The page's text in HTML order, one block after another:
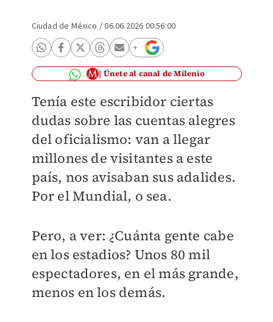
Ciudad de México /06.06.2026 00:56:00
Únete al canal de Milenio
Tenía este escribidor ciertas
dudas sobre las cuentas alegres
del oficialismo: van a llegar
millones de visitantes a este
país, nos avisaban sus adalides.
Por el Mundial, o sea.
Pero, a ver: ¿Cuánta gente cabe
en los estadios? Unos 80 mil
espectadores, en el más grande,
menos en los demás.